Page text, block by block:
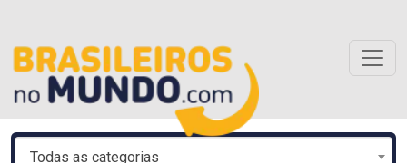
Todas as categorias